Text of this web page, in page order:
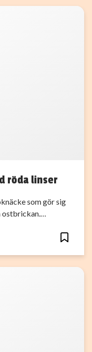
röda linser
som gör sig